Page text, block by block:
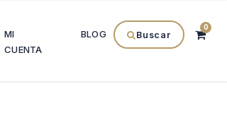
MI
CUENTA
BLOG Buscar
0